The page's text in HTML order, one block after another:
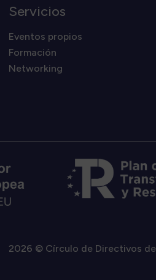
Servicios
Eventos propios
Formación
Networking
2026 © Círculo de Directivos de